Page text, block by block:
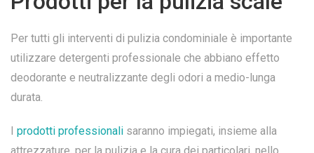
Per tutti gli interventi di pulizia condominiale è importante
utilizzare detergenti professionale che abbiano effetto
deodorante e neutralizzante degli odori a medio-lunga
durata.
prodotti professionali saranno impiegati, insieme alla